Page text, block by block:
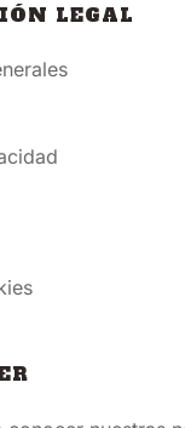
LEGAL